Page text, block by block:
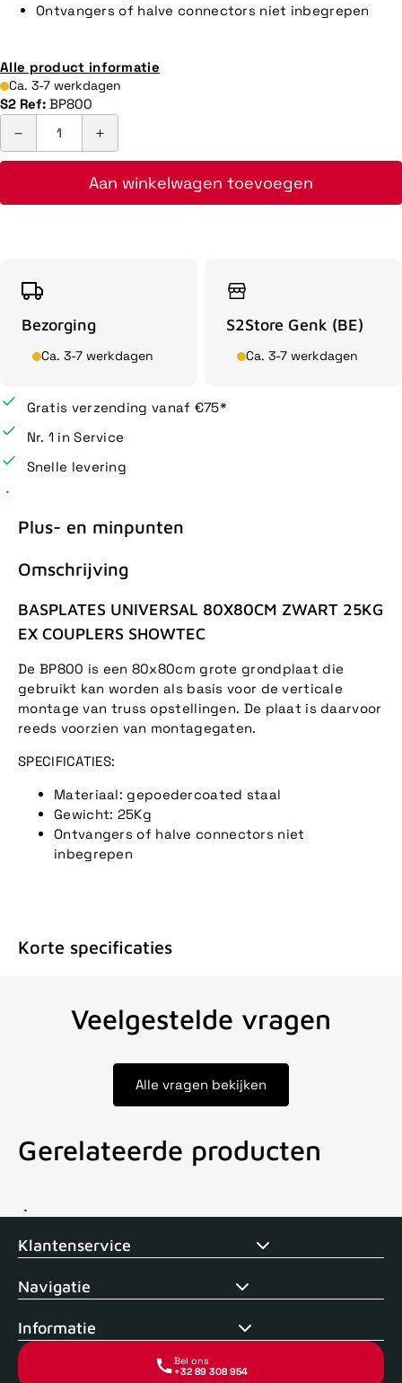
Ontvangers of halve connectors niet inbegrepen
Alle product informatie
Ca. 3-7 werkdagen
S2 Ref: BP800
Aan winkelwagen toevoegen
Bezorging
Ca. 3-7 werkdagen
S2Store Genk (BE)
Ca. 3-7 werkdagen
Gratis verzending vanaf €75*
Nr. 1 in Service
Snelle levering
Plus- en minpunten
Omschrijving
BASPLATES UNIVERSAL 80X80CM ZWART 25KG
EX COUPLERS SHOWTEC
De BP800 is een 80x80cm grote grondplaat die
gebruikt kan worden als basis voor de verticale
montage van truss opstellingen. De plaat is daarvoor
reeds voorzien van montagegaten.
SPECIFICATIES:
Materiaal: gepoedercoated staal
Gewicht: 25Kg
Ontvangers of halve connectors niet
inbegrepen
Korte specificaties
Veelgestelde vragen
Alle vragen bekijken
Gerelateerde producten
Voor 15uur besteld, zelfde dag verstuurd Echte winkel +35
Klantenservice
Navigatie
Informatie
Bel ons
+32 89 308 954